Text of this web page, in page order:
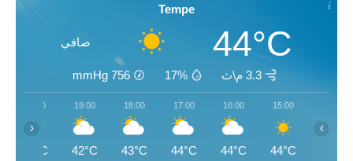
Tempe
44°C صافي
3.3 م\ث 17%
756
mmHg
15:00
44°C
16:00
44°C
17:00
44°C
18:00
43°C
19:00
42°C
20:00
42°C
‹ ›